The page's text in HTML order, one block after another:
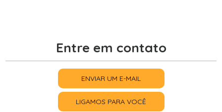
Entre em contato
ENVIAR UM E-MAIL
LIGAMOS PARA VOCÊ